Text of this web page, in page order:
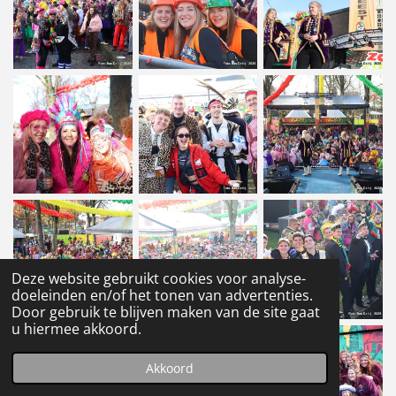
Deze website gebruikt cookies voor analyse-
doeleinden en/of het tonen van advertenties.
Door gebruik te blijven maken van de site gaat
u hiermee akkoord.
Akkoord